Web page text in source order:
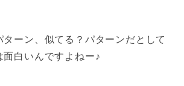
ターン、似てる？パターンだとして
面白いんですよねー♪